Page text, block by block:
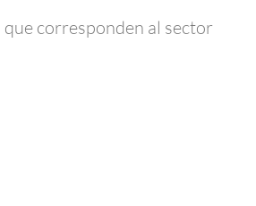
que corresponden al sector